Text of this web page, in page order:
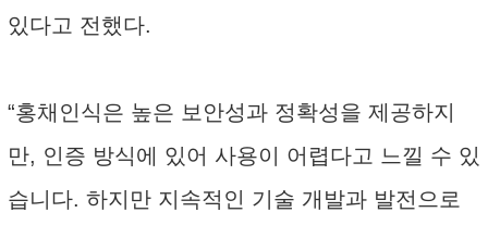
있다고 전했다.
“홍채인식은 높은 보안성과 정확성을 제공하지
만, 인증 방식에 있어 사용이 어렵다고 느낄 수 있
습니다. 하지만 지속적인 기술 개발과 발전으로